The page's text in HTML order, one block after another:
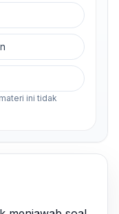
ini tidak